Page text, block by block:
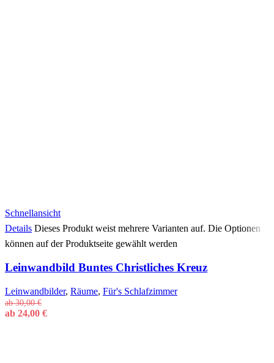
Schnellansicht
Details Dieses Produkt weist mehrere Varianten auf. Die Optionen
können auf der Produktseite gewählt werden
Leinwandbild Buntes Christliches Kreuz
Leinwandbilder, Räume, Für's Schlafzimmer
ab30,00€
ab 24,00 €